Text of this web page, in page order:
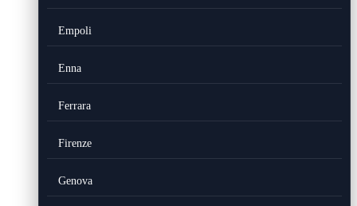
Empoli
Enna
Ferrara
Firenze
Genova